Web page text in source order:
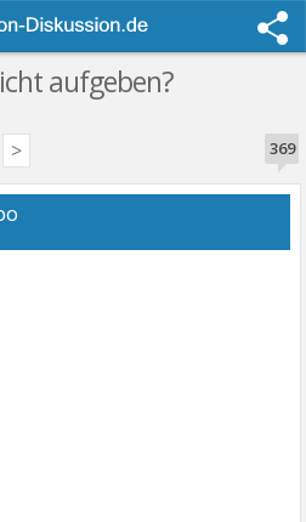
aufgeben?
369
>